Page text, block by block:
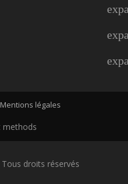
Mentions légales
Tous droits réservés